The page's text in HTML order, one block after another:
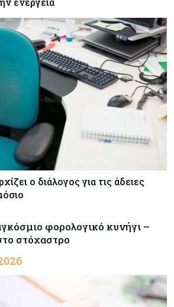
ο διάλογος για τις άδειες
φορολογικό κυνήγι –
στόχαστρο